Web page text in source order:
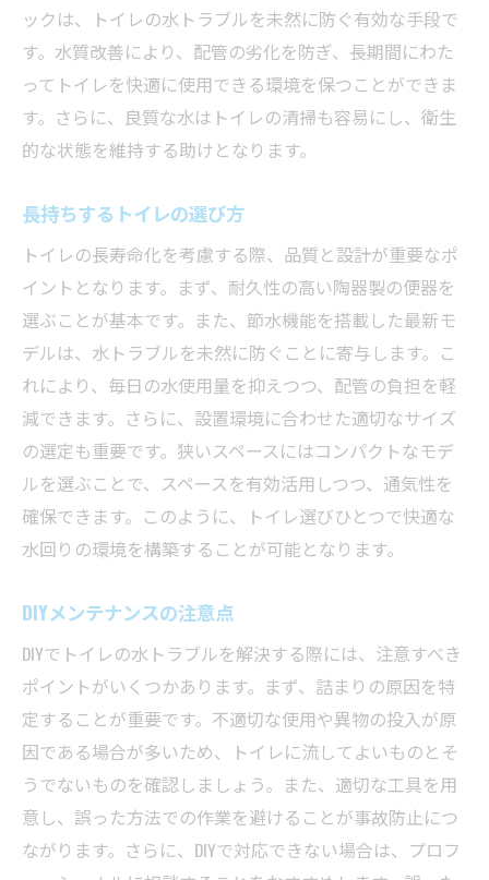
ックは、トイレの水トラブルを未然に防ぐ有効な手段で
す。水質改善により、配管の劣化を防ぎ、長期間にわた
ってトイレを快適に使用できる環境を保つことができま
す。さらに、良質な水はトイレの清掃も容易にし、衛生
的な状態を維持する助けとなります。
長持ちするトイレの選び方
トイレの長寿命化を考慮する際、品質と設計が重要なポ
イントとなります。まず、耐久性の高い陶器製の便器を
選ぶことが基本です。また、節水機能を搭載した最新モ
デルは、水トラブルを未然に防ぐことに寄与します。こ
れにより、毎日の水使用量を抑えつつ、配管の負担を軽
減できます。さらに、設置環境に合わせた適切なサイズ
の選定も重要です。狭いスペースにはコンパクトなモデ
ルを選ぶことで、スペースを有効活用しつつ、通気性を
確保できます。このように、トイレ選びひとつで快適な
水回りの環境を構築することが可能となります。
DIYメンテナンスの注意点
DIYでトイレの水トラブルを解決する際には、注意すべき
ポイントがいくつかあります。まず、詰まりの原因を特
定することが重要です。不適切な使用や異物の投入が原
因である場合が多いため、トイレに流してよいものとそ
うでないものを確認しましょう。また、適切な工具を用
意し、誤った方法での作業を避けることが事故防止につ
ながります。さらに、DIYで対応できない場合は、プロフ